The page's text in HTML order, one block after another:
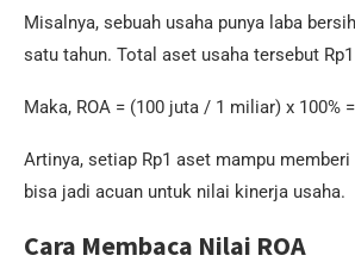
Misalnya, sebuah usaha punya laba
satu tahun. Total aset usaha tersebut
Maka, ROA = (100 juta / 1 miliar) x 100%
Artinya, setiap Rp1 aset mampu memberi
bisa jadi acuan untuk nilai kinerja usaha.
Cara Membaca Nilai ROA